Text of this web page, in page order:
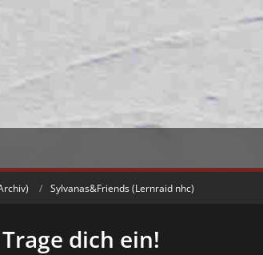
Sylvanas&Friends (Lernraid nhc)
dich ein!